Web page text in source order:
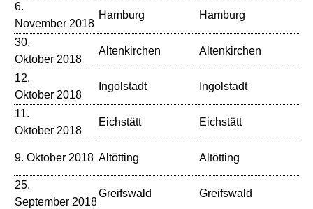
6.
November 2018
Hamburg Hamburg
30.
Oktober 2018
Altenkirchen Altenkirchen
12.
Oktober 2018
Ingolstadt Ingolstadt
11.
Oktober 2018
Eichstätt Eichstätt
9. Oktober 2018 Altötting Altötting
25.
September 2018
Greifswald Greifswald